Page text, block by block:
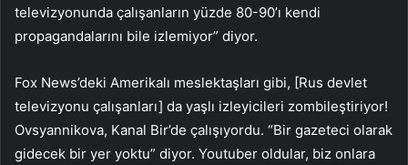
televizyonunda çalışanların yüzde 80-90’ı kendi
propagandalarını bile izlemiyor” diyor.
Fox News’deki Amerikalı meslektaşları gibi, [Rus devlet
televizyonu çalışanları] da yaşlı izleyicileri zombileştiriyor!
Ovsyannikova, Kanal Bir’de çalışıyordu. “Bir gazeteci olarak
gidecek bir yer yoktu” diyor. Youtuber oldular, biz onlara